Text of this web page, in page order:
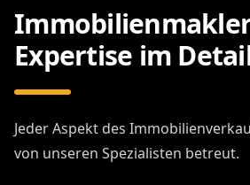
Expertise im
Jeder Aspekt des
von unseren Spezialisten betreut.